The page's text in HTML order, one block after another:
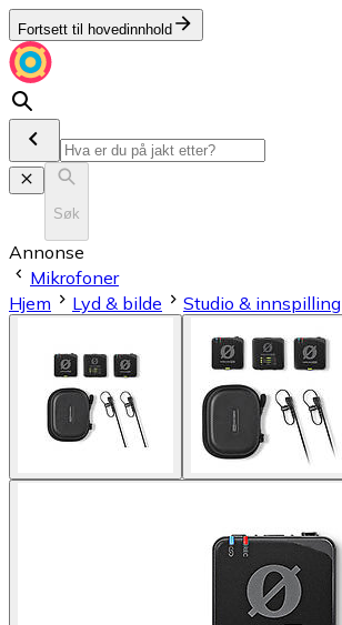
Fortsett til hovedinnhold
Søk
Annonse
Mikrofoner
Hjem
Lyd & bilde Studio & innspilling